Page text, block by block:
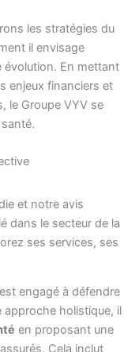
les stratégies du
il envisage
évolution. En mettant
enjeux financiers et
le Groupe VYV se
engagé à défendre
approche holistique, il
en proposant une
Cela inclut